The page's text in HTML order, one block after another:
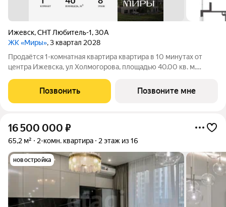
Ижевск,СНТ Любитель-1,30А
ЖК «Миры», 3 квартал 2028
Продаётся 1-комнатная квартира квартира в 10 минутах от
центра Ижевска, ул Холмогорова, площадью 40.00 кв. м.
«МИРЫ» от федерального застройщика «Железно».
Флагманский проект «МИРЫ» место, где
Позвонить Позвоните мне
16 500 000 ₽
65,2 м² 2-комн. квартира 2 этаж из 16
новостройка